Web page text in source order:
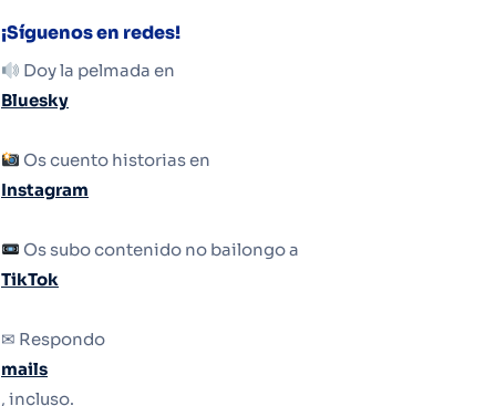
¡Síguenos en redes!
Doy la pelmada en
Bluesky
Os cuento historias en
Instagram
Os subo contenido no bailongo a
TikTok
✉ Respondo
mails
, incluso.